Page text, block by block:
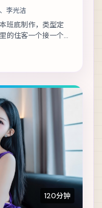
李光洁
班底制作，类型定
的住客一个接一个
张力，情绪在留...
120分钟